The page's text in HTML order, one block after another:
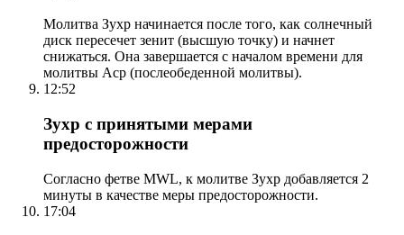
Молитва Зухр начинается после того, как солнечный
диск пересечет зенит (высшую точку) и начнет
снижаться. Она завершается с началом времени для
молитвы Аср (послеобеденной молитвы).
12:52
Зухр с принятыми мерами
предосторожности
Согласно фетве MWL, к молитве Зухр добавляется 2
минуты в качестве меры предосторожности.
17:04